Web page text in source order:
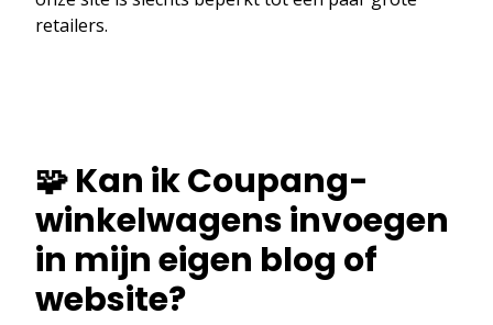
retailers.
🧩 Kan ik Coupang-
winkelwagens invoegen
in mijn eigen blog of
website?